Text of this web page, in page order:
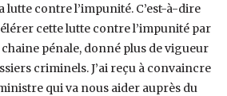
lutte contre l’impunité. C’est-à-dire
cette lutte contre l’impunité par
pénale, donné plus de vigueur
criminels. J’ai reçu à convaincre
qui va nous aider auprès du